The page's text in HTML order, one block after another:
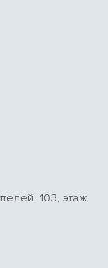
103, этаж